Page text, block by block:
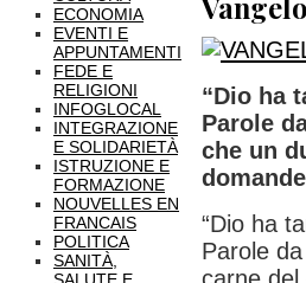
ECONOMIA
EVENTI E
APPUNTAMENTI
FEDE E
RELIGIONI
INFOGLOCAL
INTEGRAZIONE
E SOLIDARIETÀ
ISTRUZIONE E
FORMAZIONE
NOUVELLES EN
FRANCAIS
POLITICA
SANITÀ,
“Dio ha
Parole
che un
“Dio ha
Parole